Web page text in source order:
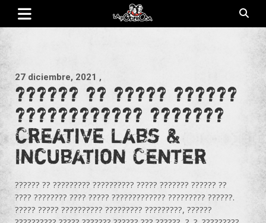
Saltar
contenido
27 diciembre, 2021 ,
?????? ?? ????? ??????
???????????? ???????
Creative Labs &
Incubation Center
?????? ?? ????????? ?????????? ????? ??????? ?????? ??
???? ???????? ???? ????? ????????????? ????????? ??????.
????? ????? ?????????? ????????? ?????????, ??????